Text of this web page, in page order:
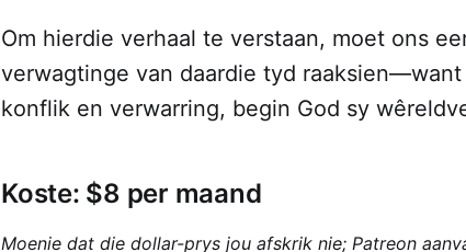
Om hierdie verhaal te verstaan, moet ons
verwagtinge van daardie tyd
konflik en verwarring, begin God sy
Koste: $8 per maand
Moenie dat die dollar-prys jou afskrik nie; Patreon